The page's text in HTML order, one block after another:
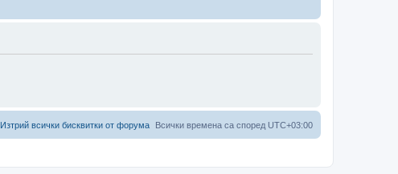
Всички времена са според UTC+03:00
Изтрий всички бисквитки от форума